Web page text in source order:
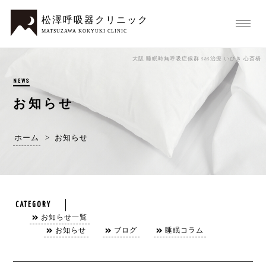
大阪 睡眠時無呼吸症候群 sas治療 いびき 心斎橋
松澤呼吸器クリニック
MATSUZAWA KOKYUKI CLINIC
NEWS
お知らせ
ホーム > お知らせ
CATEGORY
お知らせ一覧
お知らせ
ブログ 睡眠コラム